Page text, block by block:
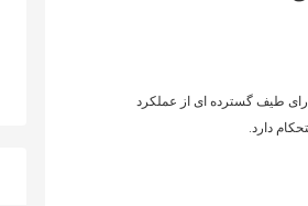
طیف گسترده ای از عملکرد
دارد.